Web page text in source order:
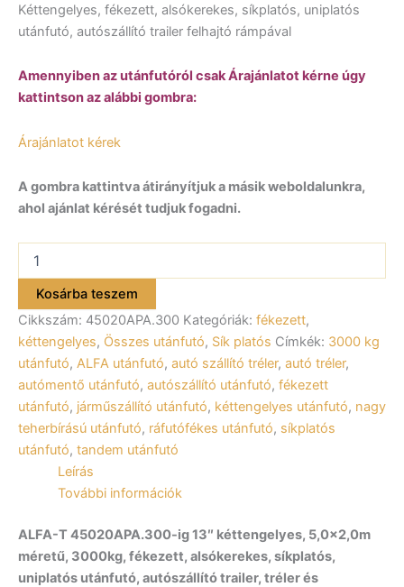
Kéttengelyes, fékezett, alsókerekes, síkplatós, uniplatós
utánfutó, autószállító trailer felhajtó rámpával
Amennyiben az utánfutóról csak Árajánlatot kérne úgy
kattintson az alábbi gombra:
Árajánlatot kérek
A gombra kattintva átirányítjuk a másik weboldalunkra,
ahol ajánlat kérését tudjuk fogadni.
45020APA.300
kéttengelyes
fékezett
utánfutó
500x200cm
–
3000kg
össztömeg
mennyiség
Kosárba teszem
Cikkszám: 45020APA.300 Kategóriák: fékezett,
kéttengelyes, Összes utánfutó, Sík platós Címkék: 3000 kg
utánfutó, ALFA utánfutó, autó szállító tréler, autó tréler,
autómentő utánfutó, autószállító utánfutó, fékezett
utánfutó, járműszállító utánfutó, kéttengelyes utánfutó, nagy
teherbírású utánfutó, ráfutófékes utánfutó, síkplatós
utánfutó, tandem utánfutó
Leírás
További információk
ALFA-T 45020APA.300-ig 13″ kéttengelyes, 5,0×2,0m
méretű, 3000kg, fékezett, alsókerekes, síkplatós,
uniplatós utánfutó, autószállító trailer, tréler és